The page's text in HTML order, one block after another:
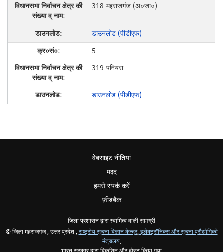
318-महराजगंज (अ०जा०)
डाउनलोड (पीडीएफ)
5.
319-पनियरा
डाउनलोड (पीडीएफ)
वेबसाइट नीतियां
मदद
हमसे संपर्क करें
फ़ीडबैक
जिला प्रशासन द्वारा स्वामित्व वाली सामग्री
© जिला महराजगंज , उत्तर प्रदेश , राष्ट्रीय सूचना विज्ञान केन्द्र, इलेक्ट्रॉनिक्स और सूचना प्रौद्योगिकी
मंत्रालय,